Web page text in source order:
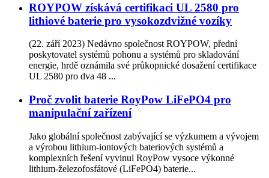
ROYPOW získává certifikaci UL 2580 pro
lithiové baterie pro vysokozdvižné vozíky
(22. září 2023) Nedávno společnost ROYPOW, přední
poskytovatel systémů pohonu a systémů pro skladování
energie, hrdě oznámila své průkopnické dosažení certifikace
UL 2580 pro dva 48 ...
Proč zvolit baterie RoyPow LiFePO4 pro
manipulační zařízení
Jako globální společnost zabývající se výzkumem a vývojem
a výrobou lithium-iontových bateriových systémů a
komplexních řešení vyvinul RoyPow vysoce výkonné
lithium-železofosfátové (LiFePO4) baterie...